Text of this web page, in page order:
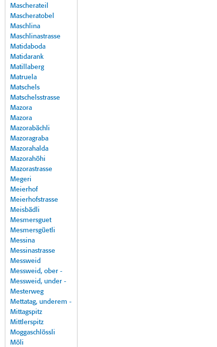
Mascherateil
Mascheratobel
Maschlina
Maschlinastrasse
Matidaboda
Matidarank
Matillaberg
Matruela
Matschels
Matschelsstrasse
Mazora
Mazora
Mazorabächli
Mazoragraba
Mazorahalda
Mazorahöhi
Mazorastrasse
Megeri
Meierhof
Meierhofstrasse
Meisbädli
Mesmersguet
Mesmersgüetli
Messina
Messinastrasse
Messweid
Messweid, ober -
Messweid, under -
Mesterweg
Mettatag, underem -
Mittagspitz
Mittlerspitz
Moggaschlössli
Möli